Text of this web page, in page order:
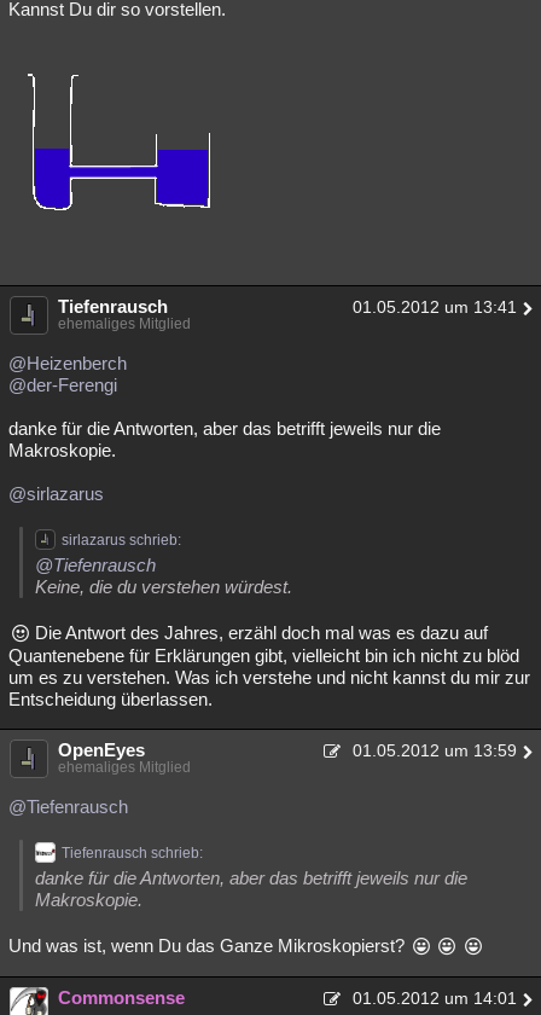
Kannst Du dir so vorstellen.
Tiefenrausch 01.05.2012 um 13:41
ehemaliges Mitglied
@Heizenberch
@der-Ferengi
danke für die Antworten, aber das betrifft jeweils nur die
Makroskopie.
@sirlazarus
sirlazarus schrieb:
@Tiefenrausch
Keine, die du verstehen würdest.
Die Antwort des Jahres, erzähl doch mal was es dazu auf
Quantenebene für Erklärungen gibt, vielleicht bin ich nicht zu blöd
um es zu verstehen. Was ich verstehe und nicht kannst du mir zur
Entscheidung überlassen.
OpenEyes 01.05.2012 um 13:59
ehemaliges Mitglied
@Tiefenrausch
Tiefenrausch schrieb:
danke für die Antworten, aber das betrifft jeweils nur die
Makroskopie.
Und was ist, wenn Du das Ganze Mikroskopierst?
Commonsense 01.05.2012 um 14:01